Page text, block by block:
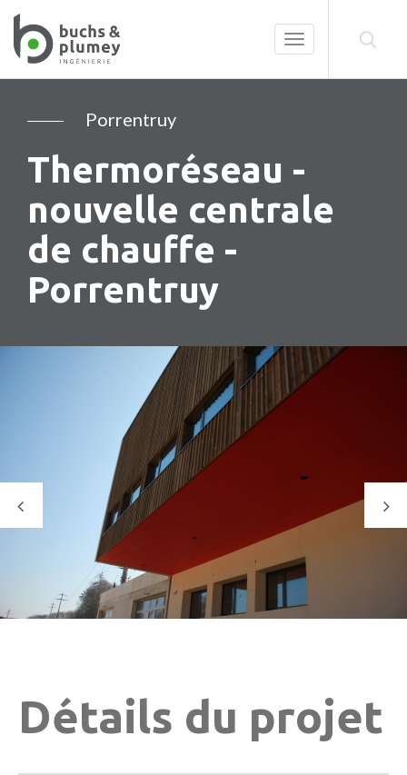
Toggle
navigation
Porrentruy
Thermoréseau -
nouvelle centrale
de chauffe -
Porrentruy
Détails du projet